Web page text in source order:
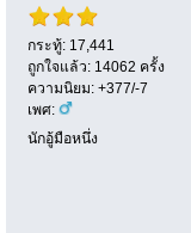
กระทู้: 17,441
ถูกใจแล้ว: 14062 ครั้ง
ความนิยม: +377/-7
เพศ:
นักอู้มือหนึ่ง